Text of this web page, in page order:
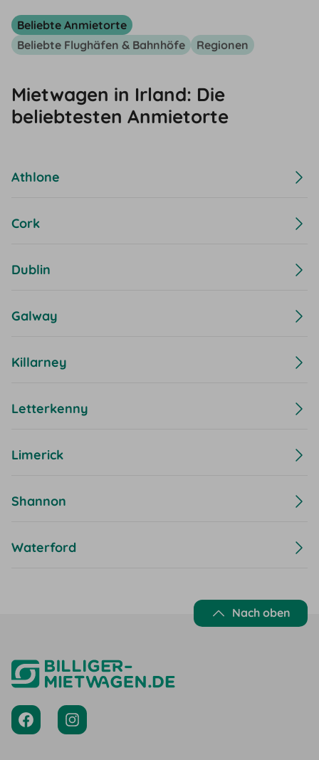
Beliebte Anmietorte
Beliebte Flughäfen & Bahnhöfe
Regionen
Mietwagen in Irland: Die
beliebtesten Anmietorte
Athlone
Cork
Dublin
Galway
Killarney
Letterkenny
Limerick
Shannon
Waterford
Nach oben